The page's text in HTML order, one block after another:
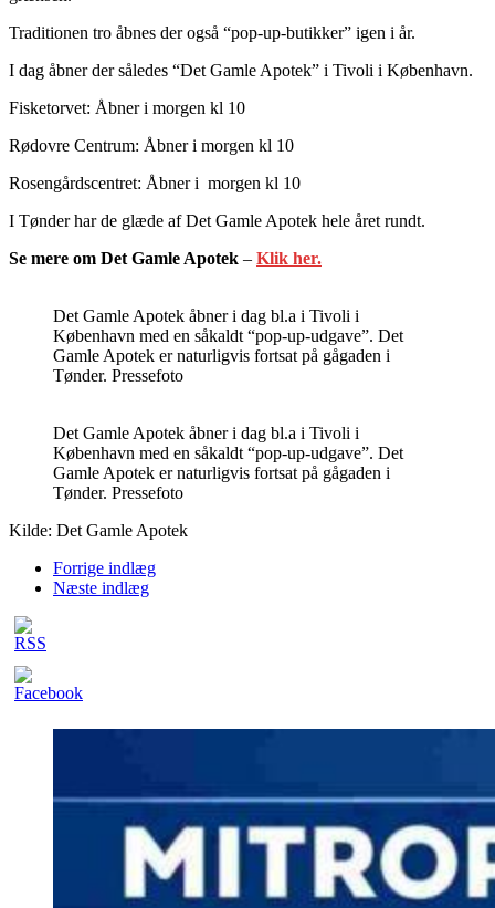
Traditionen tro åbnes der også “pop-up-butikker” igen i år.
I dag åbner der således “Det Gamle Apotek” i Tivoli i København.
Fisketorvet: Åbner i morgen kl 10
Rødovre Centrum: Åbner i morgen kl 10
Rosengårdscentret: Åbner i morgen kl 10
I Tønder har de glæde af Det Gamle Apotek hele året rundt.
Se mere om Det Gamle Apotek – Klik her.
Det Gamle Apotek åbner i dag bl.a i Tivoli i
København med en såkaldt “pop-up-udgave”. Det
Gamle Apotek er naturligvis fortsat på gågaden i
Tønder. Pressefoto
Det Gamle Apotek åbner i dag bl.a i Tivoli i
København med en såkaldt “pop-up-udgave”. Det
Gamle Apotek er naturligvis fortsat på gågaden i
Tønder. Pressefoto
Kilde: Det Gamle Apotek
Forrige indlæg
Næste indlæg